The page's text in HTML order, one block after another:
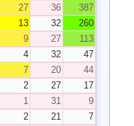
27 36
387
13 32
260
9 27
113
4 32
47
7 20
44
2 27
17
1 31
9
2 21
7